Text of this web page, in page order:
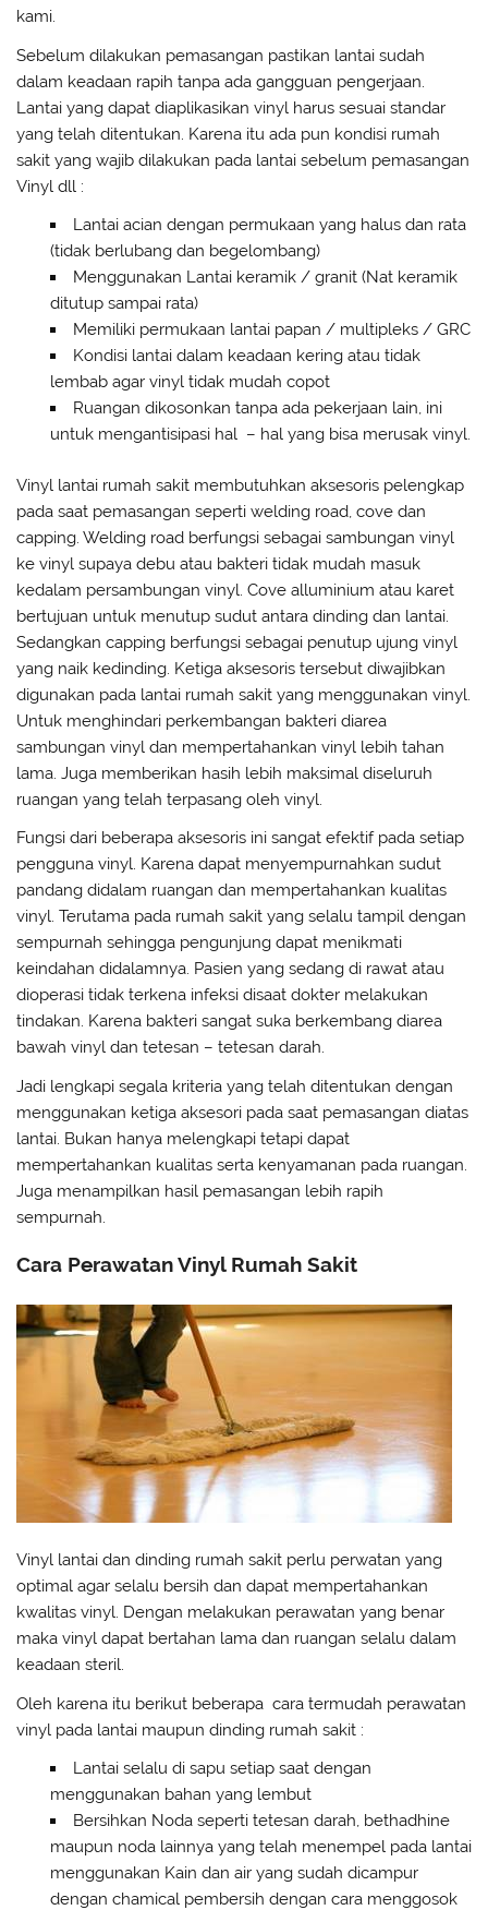
kami.
Sebelum dilakukan pemasangan pastikan lantai sudah
dalam keadaan rapih tanpa ada gangguan pengerjaan.
Lantai yang dapat diaplikasikan vinyl harus sesuai standar
yang telah ditentukan. Karena itu ada pun kondisi rumah
sakit yang wajib dilakukan pada lantai sebelum pemasangan
Vinyl dll :
Lantai acian dengan permukaan yang halus dan rata
(tidak berlubang dan begelombang)
Menggunakan Lantai keramik / granit (Nat keramik
ditutup sampai rata)
Memiliki permukaan lantai papan / multipleks / GRC
Kondisi lantai dalam keadaan kering atau tidak
lembab agar vinyl tidak mudah copot
Ruangan dikosonkan tanpa ada pekerjaan lain, ini
untuk mengantisipasi hal – hal yang bisa merusak vinyl.
Vinyl lantai rumah sakit membutuhkan aksesoris pelengkap
pada saat pemasangan seperti welding road, cove dan
capping. Welding road berfungsi sebagai sambungan vinyl
ke vinyl supaya debu atau bakteri tidak mudah masuk
kedalam persambungan vinyl. Cove alluminium atau karet
bertujuan untuk menutup sudut antara dinding dan lantai.
Sedangkan capping berfungsi sebagai penutup ujung vinyl
yang naik kedinding. Ketiga aksesoris tersebut diwajibkan
digunakan pada lantai rumah sakit yang menggunakan vinyl.
Untuk menghindari perkembangan bakteri diarea
sambungan vinyl dan mempertahankan vinyl lebih tahan
lama. Juga memberikan hasih lebih maksimal diseluruh
ruangan yang telah terpasang oleh vinyl.
Fungsi dari beberapa aksesoris ini sangat efektif pada setiap
pengguna vinyl. Karena dapat menyempurnahkan sudut
pandang didalam ruangan dan mempertahankan kualitas
vinyl. Terutama pada rumah sakit yang selalu tampil dengan
sempurnah sehingga pengunjung dapat menikmati
keindahan didalamnya. Pasien yang sedang di rawat atau
dioperasi tidak terkena infeksi disaat dokter melakukan
tindakan. Karena bakteri sangat suka berkembang diarea
bawah vinyl dan tetesan – tetesan darah.
Jadi lengkapi segala kriteria yang telah ditentukan dengan
menggunakan ketiga aksesori pada saat pemasangan diatas
lantai. Bukan hanya melengkapi tetapi dapat
mempertahankan kualitas serta kenyamanan pada ruangan.
Juga menampilkan hasil pemasangan lebih rapih
sempurnah.
Cara Perawatan Vinyl Rumah Sakit
Vinyl lantai dan dinding rumah sakit perlu perwatan yang
optimal agar selalu bersih dan dapat mempertahankan
kwalitas vinyl. Dengan melakukan perawatan yang benar
maka vinyl dapat bertahan lama dan ruangan selalu dalam
keadaan steril.
Oleh karena itu berikut beberapa cara termudah perawatan
vinyl pada lantai maupun dinding rumah sakit :
Lantai selalu di sapu setiap saat dengan
menggunakan bahan yang lembut
Bersihkan Noda seperti tetesan darah, bethadhine
maupun noda lainnya yang telah menempel pada lantai
menggunakan Kain dan air yang sudah dicampur
dengan chamical pembersih dengan cara menggosok